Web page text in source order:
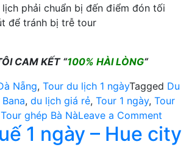
phải chuẩn bị đến điểm đón tối
để tránh bị trễ tour
CAM KẾT “100% HÀI LÒNG“
Nẵng, Tour du lịch 1 ngàyTagged Du
, du lịch giá rẻ, Tour 1 ngày, Tour
Tour ghép Bà NàLeave a Comment
Tour
du
1 ngày – Hue city